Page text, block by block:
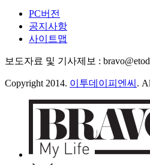
PC버전
공지사항
사이트맵
보도자료 및 기사제보 :
Copyright 2014. 이투데이피엔씨 .